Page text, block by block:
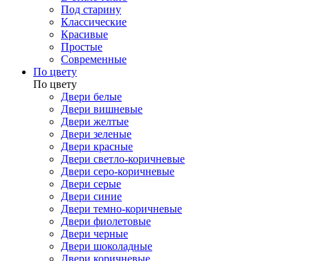
Под старину
Классические
Красивые
Простые
Современные
По цвету
По цвету
Двери белые
Двери вишневые
Двери желтые
Двери зеленые
Двери красные
Двери светло-коричневые
Двери серо-коричневые
Двери серые
Двери синие
Двери темно-коричневые
Двери фиолетовые
Двери черные
Двери шоколадные